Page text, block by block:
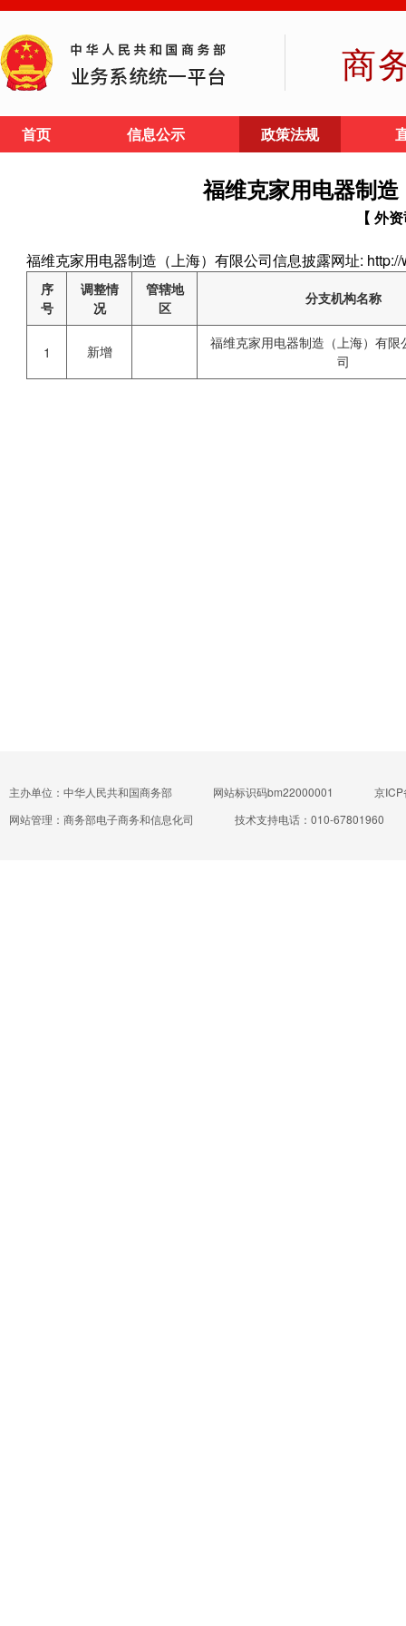
商
首页 信息公示 政策法规
福维克家用电器制
【 外
福维克家用电器制造（上海）有限公司信息披露网址:
序
号
调整情
况
管辖地
区
分支机构名称
1 新增
福维克家用电器制造（上海）有限
司
主办单位：中华人民共和国商务部 网站标识码bm22000001
京
网站管理：商务部电子商务和信息化司
技术支持电话：010-67801960